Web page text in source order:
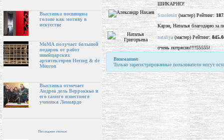
Выставка посвящена
голове как мотиву в
искусстве
МоМА получает большой
подарок от работ
швейцарских
архитекторов Herzog & de
Meuron
Выставка отмечает
Андреа дель Верроккьо и
его самого известного
ученика Леонардо
Последние статьи
ШИКАРНО!
Smolenin (мастер) Рейтинг:
Карэн, Наталья благодарю за
nataliya (мастер) Рейтинг:
очень потрясно!!!!55555!
Внимание:
Только зарегистрированные пользователи могут